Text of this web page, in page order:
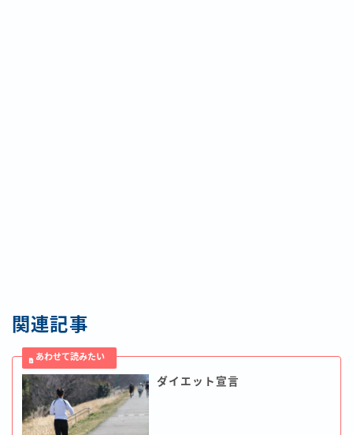
関連記事
ダイエット宣言